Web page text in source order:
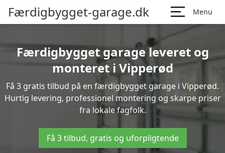
Færdigbygget-garage.dk Menu
Færdigbygget garage leveret og
monteret i Vipperød
Få 3 gratis tilbud på en færdigbygget garage i Vipperød.
Hurtig levering, professionel montering og skarpe priser
fra lokale fagfolk.
Få 3 tilbud, gratis og uforpligtende